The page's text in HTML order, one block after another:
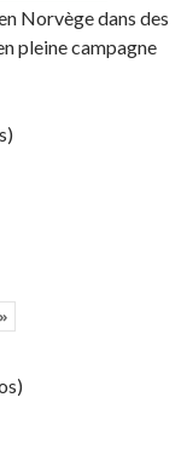
Norvège dans des
pleine campagne
»